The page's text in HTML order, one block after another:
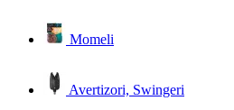
Momeli
Avertizori, Swingeri